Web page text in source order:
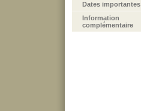
Dates importantes
Information
complémentaire